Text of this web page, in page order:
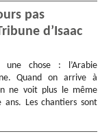
pas
d’Isaac
chose : l’Arabie
Quand on arrive à
ne voit plus le même
ans. Les chantiers sont